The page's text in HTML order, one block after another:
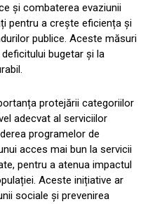
și combaterea evaziunii
pentru a crește eficiența și
publice. Aceste măsuri
bugetar și la
protejării categoriilor
adecvat al serviciilor
programelor de
acces mai bun la servicii
pentru a atenua impactul
Aceste inițiative ar
sociale și prevenirea